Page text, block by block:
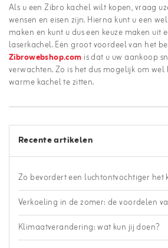
Als u een Zibro kachel wilt kopen, vraag
wensen en eisen zijn. Hierna kunt u een
maken en kunt u dus een keuze maken uit
laserkachel. Eén groot voordeel van het
Zibrowebshop.com is dat u uw aankoop
verwachten. Zo is het dus mogelijk om
warme kachel te zitten.
Recente artikelen
Zo bevordert een luchtontvochtiger het
Verkoeling in de zomer: de voordelen
Klimaatverandering: wat kun jij doen?